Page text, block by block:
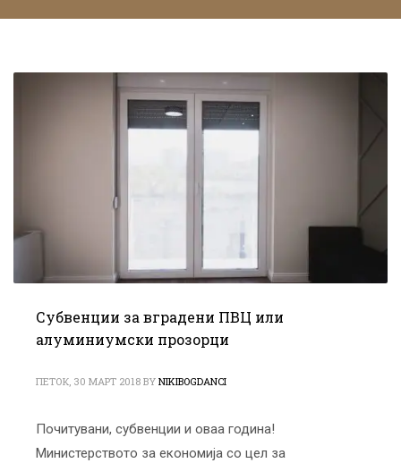
Субвенции за вградени ПВЦ или
алуминиумски прозорци
ПЕТОК, 30 МАРТ 2018 BY NIKIBOGDANCI
Почитувани, субвенции и оваа година!
Министерството за економија со цел за